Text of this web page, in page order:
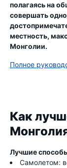
полагаясь на
совершать
местность,
Монголии.
Полное
Как
Лучшие
Самолетом: